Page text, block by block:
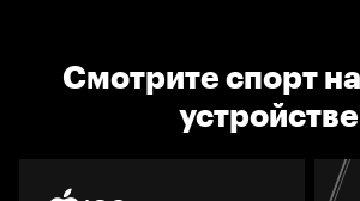
Смотрите спорт
устройстве